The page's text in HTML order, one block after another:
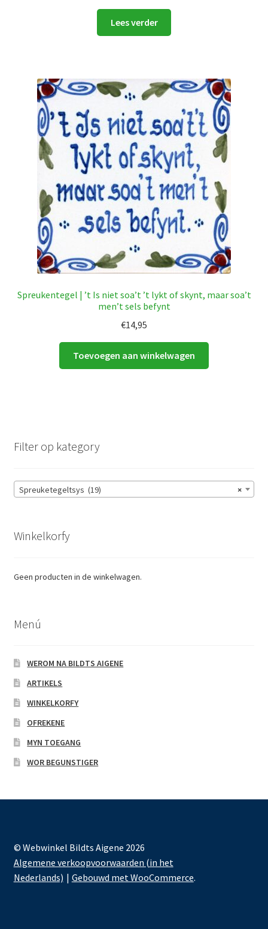
Lees verder
Spreukentegel | ’t Is niet soa’t ’t lykt of skynt, maar soa’t
men’t sels befynt
€14,95
Toevoegen aan winkelwagen
Filter op kategory
×
Spreuketegeltsys (19)
Winkelkorfy
Geen producten in de winkelwagen.
Menú
WEROM NA BILDTS AIGENE
ARTIKELS
WINKELKORFY
OFREKENE
MYN TOEGANG
WOR BEGUNSTIGER
© Webwinkel Bildts Aigene 2026
Algemene verkoopvoorwaarden (in het
Nederlands)
Gebouwd met WooCommerce.